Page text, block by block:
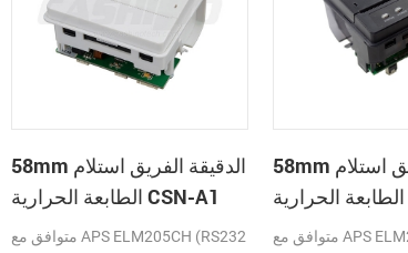
58mm الدقيقة الفريق استلام
الطابعة الحرارية CSN-A1
متوافق مع APS ELM205CH (RS232
58mm الدقيقة الفريق استلام
متوافق مع APS ELM203-LV/HS